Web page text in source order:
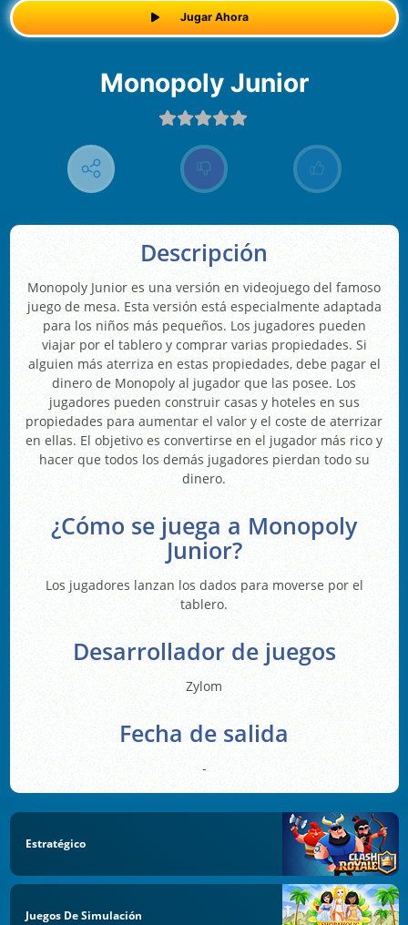
Jugar Ahora
Monopoly Junior
Descripción
Monopoly Junior es una versión en videojuego del famoso
juego de mesa. Esta versión está especialmente adaptada
para los niños más pequeños. Los jugadores pueden
viajar por el tablero y comprar varias propiedades. Si
alguien más aterriza en estas propiedades, debe pagar el
dinero de Monopoly al jugador que las posee. Los
jugadores pueden construir casas y hoteles en sus
propiedades para aumentar el valor y el coste de aterrizar
en ellas. El objetivo es convertirse en el jugador más rico y
hacer que todos los demás jugadores pierdan todo su
dinero.
¿Cómo se juega a Monopoly
Junior?
Los jugadores lanzan los dados para moverse por el
tablero.
Desarrollador de juegos
Zylom
Fecha de salida
-
Estratégico
Juegos De Simulación